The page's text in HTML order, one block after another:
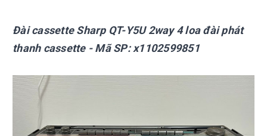
Đài cassette Sharp QT-Y5U 2way 4 loa đài phát
thanh cassette- Mã SP:x1102599851